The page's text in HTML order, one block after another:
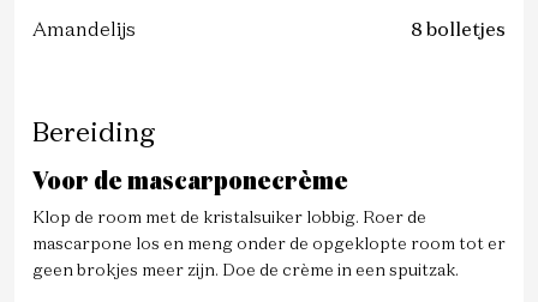
Amandelijs 8 bolletjes
Bereiding
Voor de mascarponecrème
Klop de room met de kristalsuiker lobbig. Roer de
mascarpone los en meng onder de opgeklopte room tot er
geen brokjes meer zijn. Doe de crème in een spuitzak.